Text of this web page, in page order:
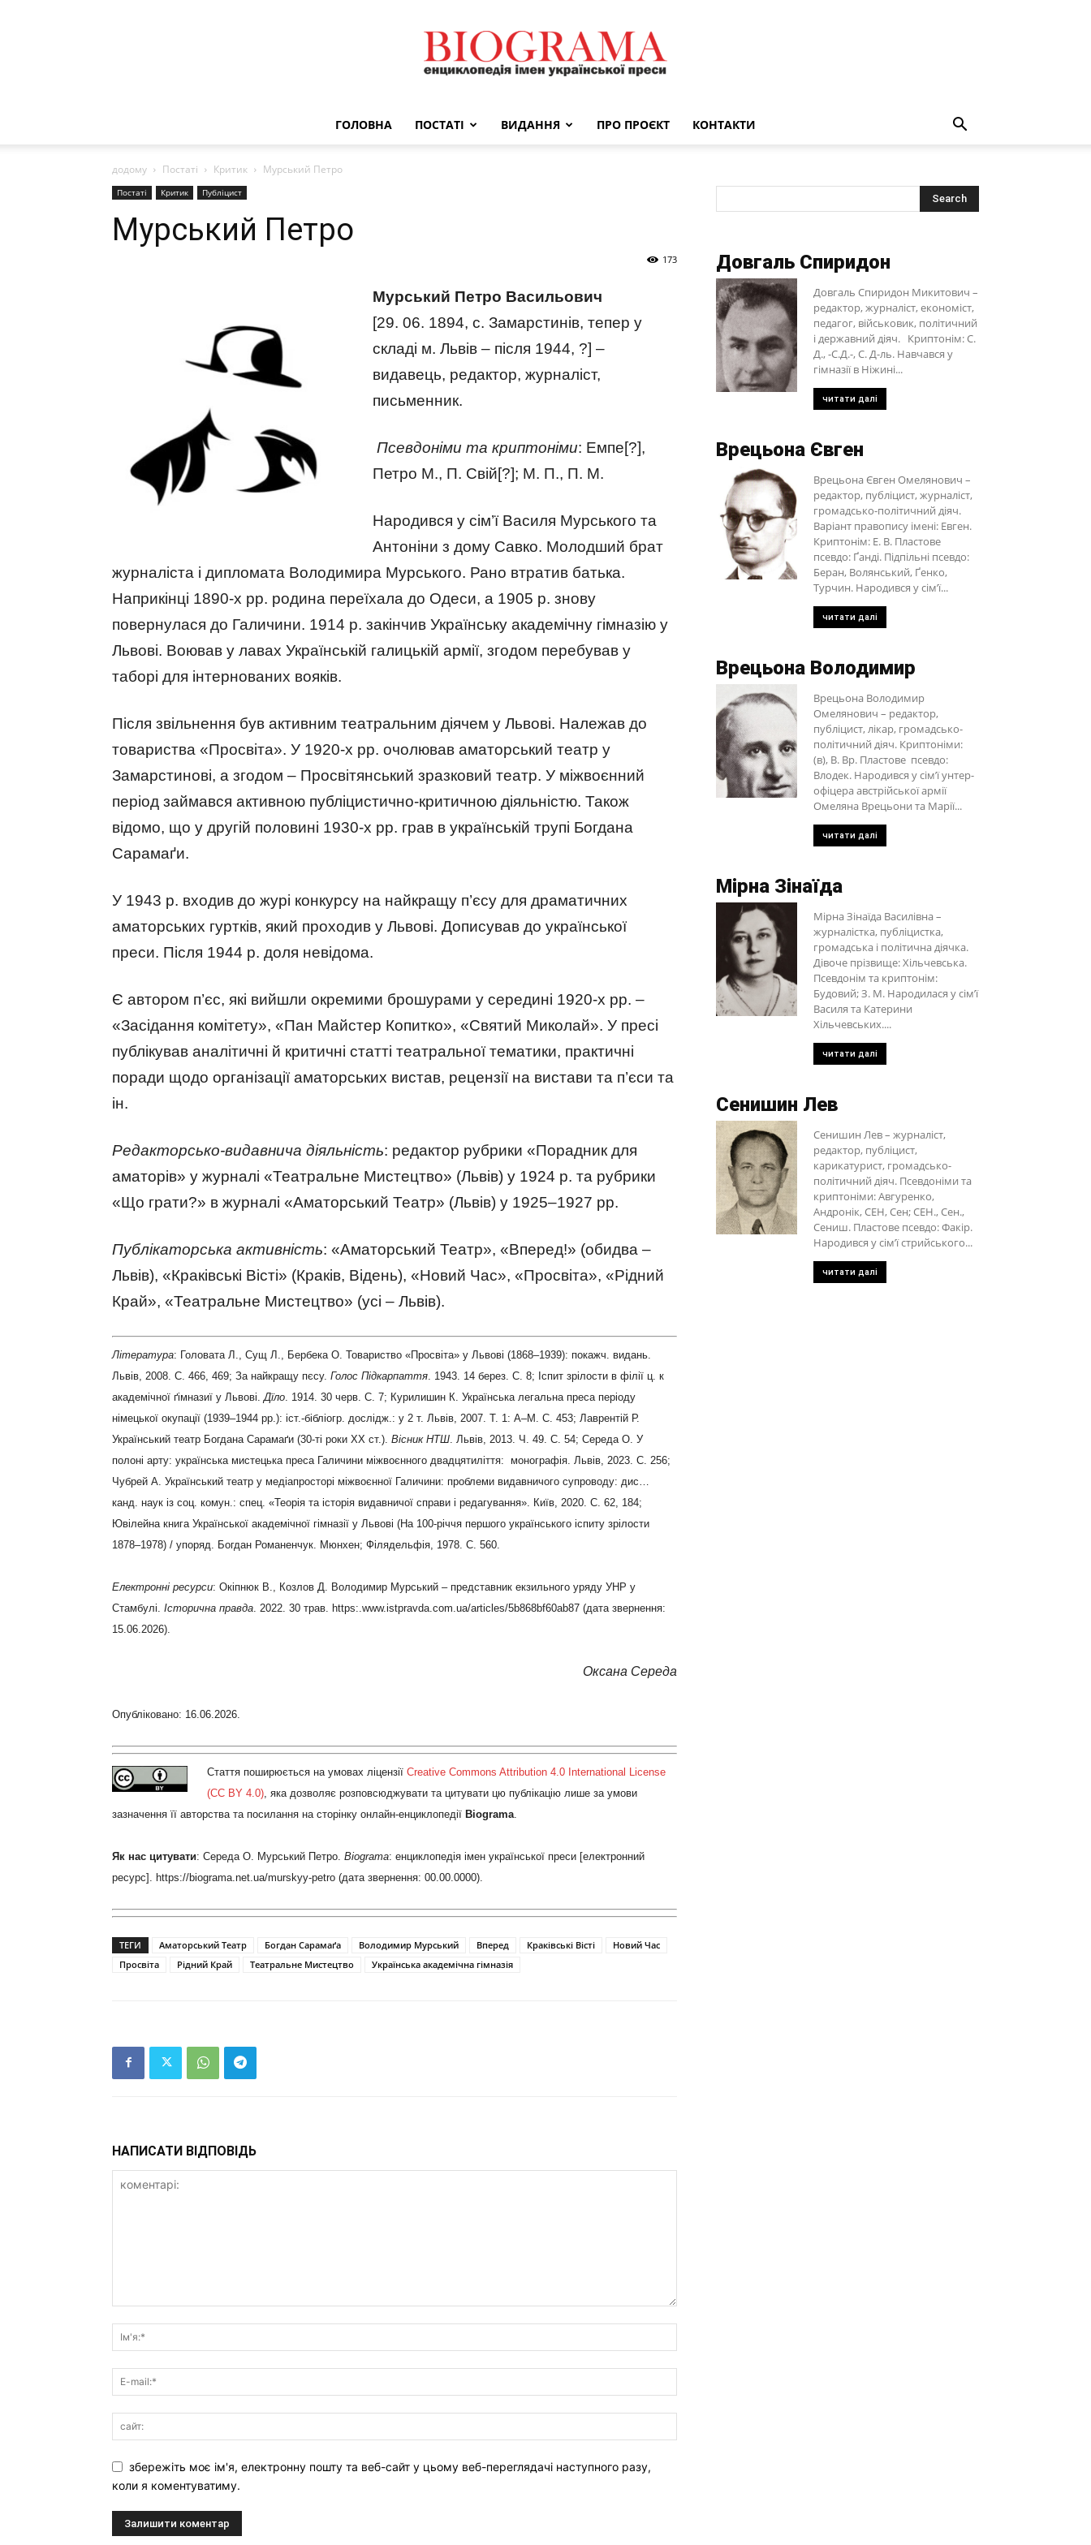
BIOGRAMA
ГОЛОВНА ПОСТАТІ ВИДАННЯ ПРО ПРОЄКТ КОНТАКТИ
додому Постаті Критик Мурський Петро
Постаті Критик Публіцист
Мурський Петро
173
Мурський Петро Васильович
[29. 06. 1894, с. Замарстинів, тепер у
складі м. Львів – після 1944, ?] –
видавець, редактор, журналіст,
письменник.
Псевдоніми та криптоніми: Емпе[?],
Петро М., П. Свій[?]; М. П., П. М.
Народився у сім’ї Василя Мурського та
Антоніни з дому Савко. Молодший брат
журналіста і дипломата Володимира Мурського. Рано втратив батька.
Наприкінці 1890-х рр. родина переїхала до Одеси, а 1905 р. знову
повернулася до Галичини. 1914 р. закінчив Українську академічну гімназію у
Львові. Воював у лавах Українській галицькій армії, згодом перебував у
таборі для інтернованих вояків.
Після звільнення був активним театральним діячем у Львові. Належав до
товариства «Просвіта». У 1920-х рр. очолював аматорський театр у
Замарстинові, а згодом – Просвітянський зразковий театр. У міжвоєнний
період займався активною публіцистично-критичною діяльністю. Також
відомо, що у другій половині 1930-х рр. грав в українській трупі Богдана
Сарамаґи.
У 1943 р. входив до журі конкурсу на найкращу п’єсу для драматичних
аматорських гуртків, який проходив у Львові. Дописував до української
преси. Після 1944 р. доля невідома.
Є автором п’єс, які вийшли окремими брошурами у середині 1920-х рр. –
«Засідання комітету», «Пан Майстер Копитко», «Святий Миколай». У пресі
публікував аналітичні й критичні статті театральної тематики, практичні
поради щодо організації аматорських вистав, рецензії на вистави та п’єси та
ін.
Редакторсько-видавнича діяльність: редактор рубрики «Порадник для
аматорів» у журналі «Театральне Мистецтво» (Львів) у 1924 р. та рубрики
«Що грати?» в журналі «Аматорський Театр» (Львів) у 1925–1927 рр.
Публікаторська активність: «Аматорський Театр», «Вперед!» (обидва –
Львів), «Краківські Вісті» (Краків, Відень), «Новий Час», «Просвіта», «Рідний
Край», «Театральне Мистецтво» (усі – Львів).
Література: Головата Л., Сущ Л., Бербека О. Товариство «Просвіта» у Львові (1868–1939): покажч. видань.
Львів, 2008. С. 466, 469; За найкращу пєсу. Голос Підкарпаття . 1943. 14 берез. С. 8; Іспит зрілости в філії ц. к
академічної ґімназиї у Львові. Дїло . 1914. 30 черв. С. 7; Курилишин К. Українська легальна преса періоду
німецької окупації (1939–1944 рр.): іст.-бібліогр. дослідж.: у 2 т. Львів, 2007. Т. 1: А–М. С. 453; Лаврентій Р.
Український театр Богдана Сарамаґи (30-ті роки ХХ ст.). Вісник НТШ . Львів, 2013. Ч. 49. С. 54; Середа О. У
полоні арту: українська мистецька преса Галичини міжвоєнного двадцятиліття: монографія. Львів, 2023. С. 256;
Чубрей А. Український театр у медіапросторі міжвоєнної Галичини: проблеми видавничого супроводу: дис…
канд. наук із соц. комун.: спец. «Теорія та історія видавничої справи і редагування». Київ, 2020. С. 62, 184;
Ювілейна книга Української академічної гімназії у Львові (На 100-річчя першого українського іспиту зрілости
1878–1978) / упоряд. Богдан Романенчук. Мюнхен; Філядельфія, 1978. С. 560.
Електронні ресурси: Окіпнюк В., Козлов Д. Володимир Мурський – представник екзильного уряду УНР у
Стамбулі. Історична правда . 2022. 30 трав. https:.www.istpravda.com.ua/articles/5b868bf60ab87 (дата звернення:
15.06.2026).
Оксана Середа
Опубліковано: 16.06.2026.
Стаття поширюється на умовах ліцензії Creative Commons Attribution 4.0 International License
(CC BY 4.0) , яка дозволяє розповсюджувати та цитувати цю публікацію лише за умови
зазначення її авторства та посилання на сторінку онлайн-енциклопедії Biograma
Як нас цитувати: Середа О. Мурський Петро. Biograma: енциклопедія імен української преси [електронний
ресурс]. https://biograma.net.ua/murskyy-petro (дата звернення: 00.00.0000).
ТЕГИ Аматорський Театр Богдан Сарамаґа Володимир Мурський Вперед Краківські Вісті
Новий Час
Просвіта
Рідний Край Театральне Мистецтво Українська академічна гімназія
НАПИСАТИ ВІДПОВІДЬ
збережіть моє ім'я, електронну пошту та веб-сайт у цьому веб-переглядачі наступного разу,
коли я коментуватиму.
Довгаль Спиридон
Довгаль Спиридон Микитович –
редактор, журналіст, економіст,
педагог, військовик, політичний
і державний діяч. Криптонім: С.
Д., -С.Д.-, С. Д-ль. Навчався у
гімназії в Ніжині...
читати далі
Врецьона Євген
Врецьона Євген Омелянович –
редактор, публіцист, журналіст,
громадсько-політичний діяч.
Варіант правопису імені: Евген.
Криптонім: Е. В. Пластове
псевдо: Ґанді. Підпільні псевдо:
Беран, Волянський, Ґенко,
Турчин. Народився у сім’ї...
читати далі
Врецьона Володимир
Врецьона Володимир
Омелянович – редактор,
публіцист, лікар, громадсько-
політичний діяч. Криптоніми:
(в), В. Вр. Пластове псевдо:
Влодек. Народився у сім’ї унтер-
офіцера австрійської армії
Омеляна Врецьони та Марії...
читати далі
Мірна Зінаїда
Мірна Зінаїда Василівна –
журналістка, публіцистка,
громадська і політична діячка.
Дівоче прізвище: Хільчевська.
Псевдонім та криптонім:
Будовий; З. М. Народилася у сім’ї
Василя та Катерини
Хільчевських....
читати далі
Сенишин Лев
Сенишин Лев – журналіст,
редактор, публіцист,
карикатурист, громадсько-
політичний діяч. Псевдоніми та
криптоніми: Авгуренко,
Андронік, СЕН, Сен; СЕН., Сен.,
Сениш. Пластове псевдо: Факір.
Народився у сім’ї стрийського...
читати далі